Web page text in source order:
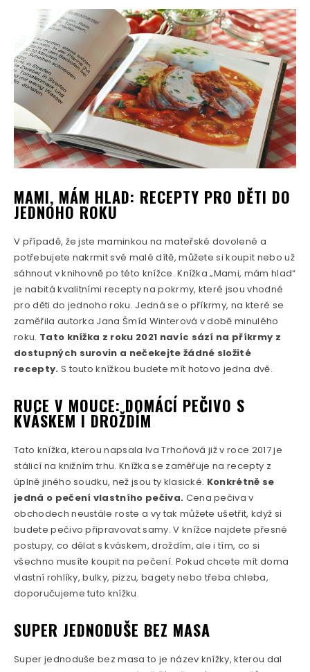
MAMI, MÁM HLAD: RECEPTY PRO DĚTI DO
JEDNOHO ROKU
V případě, že jste maminkou na mateřské dovolené a
potřebujete nakrmit své malé dítě, můžete si koupit nebo už
sáhnout v knihovně po této knížce. Knížka „Mami, mám hlad“
je nabitá kvalitními recepty na pokrmy, které jsou vhodné
pro děti do jednoho roku. Jedná se o příkrmy, na které se
zaměřila autorka Jana Šmíd Winterová v době minulého
roku. Tato knížka z roku 2021 navíc sází na příkrmy z
dostupných surovin a nečekejte žádné složité
recepty. S touto knížkou budete mít hotovo jedna dvě.
RUCE V MOUCE: DOMÁCÍ PEČIVO S
KVÁSKEM I DROŽDÍM
Tato knížka, kterou napsala Iva Trhoňová již v roce 2017 je
stálicí na knižním trhu. Knížka se zaměřuje na recepty z
úplně jiného soudku, než jsou ty klasické. Konkrétně se
jedná o pečení vlastního pečiva. Cena pečiva v
obchodech neustále roste a vy tak můžete ušetřit, když si
budete pečivo připravovat samy. V knížce najdete přesné
postupy, co dělat s kváskem, droždím, ale i tím, co si
všechno musíte koupit na pečení. Pokud chcete mít doma
vlastní rohlíky, bulky, pizzu, bagety nebo třeba chleba,
doporučujeme tuto knížku.
SUPER JEDNODUŠE BEZ MASA
Super jednoduše bez masa to je název knížky, kterou dal